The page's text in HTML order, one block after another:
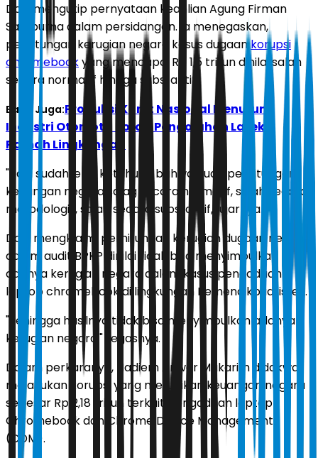
Dodi mengutip pernyataan keahlian Agung Firman
Sampurna dalam persidangan. Ia menegaskan,
perhitungan kerugian negara kasus dugaankorupsi
chromebookyang mencapai Rp 1,5 triliun dinilai salah
secara normatif hingga substantit.
Baca Juga:Produksi Karet Nasional Menurun,
Industri Otomotif Soroti Pengolahan Lateks
Ramah Lingkungan
"Tadi sudah jelas ketahuan bahwa audit perhitungan
keuangan negara salag secara normatif, salah secara
metodologis, salah secara substantif," ujarnya.
Dodi mengklaim, perhitungan kerugian dugaan negara
dalam audit BPKP dinilai tidak bisa menyimpulkan
adanya kerugian negara dalam kasus pengadaan
laptop chromebook di lingkungan Kemendikbudristek.
"Sehingga hasilnya tidak bisa menyimpulkan adanya
kerugian negara," tegasnya.
Dalam perkaranya, Nadiem Anwar Makarim didakwa
melakukan korupsi yang merugikan keuangan negara
sebesar Rp 2,18 triliun terkait pengadaan laptop
Chromebook dan Chrome Device Management
(CDM).